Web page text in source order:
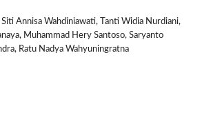
Annisa Wahdiniawati, Tanti Widia Nurdiani,
Muhammad Hery Santoso, Saryanto
Ratu Nadya Wahyuningratna